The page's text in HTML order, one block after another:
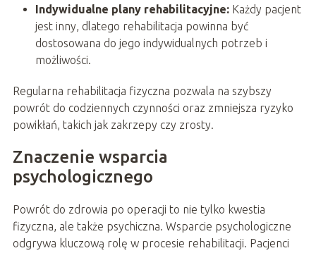
Indywidualne plany rehabilitacyjne:Każdy pacjent
jest inny, dlatego rehabilitacja powinna być
dostosowana do jego indywidualnych potrzeb i
możliwości.
Regularna rehabilitacja fizyczna pozwala na szybszy
powrót do codziennych czynności oraz zmniejsza ryzyko
powikłań, takich jak zakrzepy czy zrosty.
Znaczenie wsparcia
psychologicznego
Powrót do zdrowia po operacji to nie tylko kwestia
fizyczna, ale także psychiczna. Wsparcie psychologiczne
odgrywa kluczową rolę w procesie rehabilitacji. Pacjenci